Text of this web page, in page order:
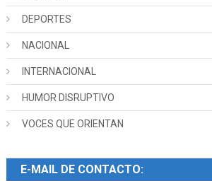
DEPORTES
NACIONAL
INTERNACIONAL
HUMOR DISRUPTIVO
VOCES QUE ORIENTAN
E-MAIL DE CONTACTO: